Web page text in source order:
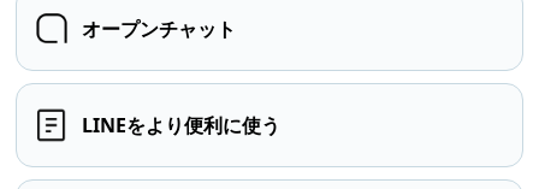
オープンチャット
LINEをより便利に使う